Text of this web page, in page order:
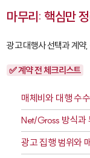
마무리: 핵심만
광고 대행사 선택과 계약
✅ 계약 전 체크리스트
매체비와 대행 수
Net/Gross 방식과
광고 집행 범위와